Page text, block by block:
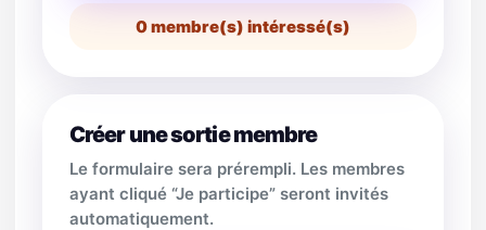
0membre(s) intéressé(s)
Créer une sortie membre
Le formulaire sera prérempli. Les membres
ayant cliqué “Je participe” seront invités
automatiquement.